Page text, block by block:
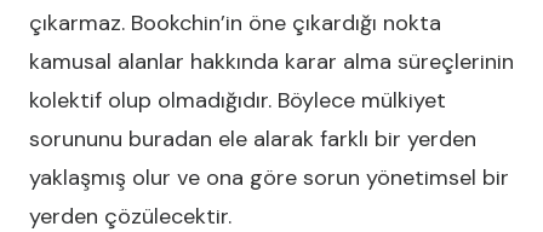
çıkarmaz. Bookchin’in öne çıkardığı nokta
kamusal alanlar hakkında karar alma süreçlerinin
kolektif olup olmadığıdır. Böylece mülkiyet
sorununu buradan ele alarak farklı bir yerden
yaklaşmış olur ve ona göre sorun yönetimsel bir
yerden çözülecektir.